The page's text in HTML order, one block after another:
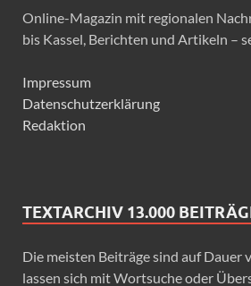
Online-Magazin mit regionalen
bis Kassel, Berichten und Artikeln –
Impressum
Datenschutzerklärung
Redaktion
TEXTARCHIV 13.000
Die meisten Beiträge sind auf Dauer
lassen sich mit Wortsuche oder